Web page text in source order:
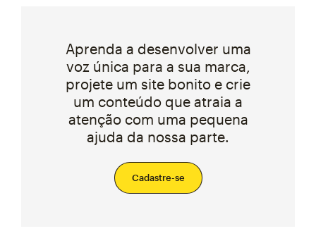
Aprenda a desenvolver uma
voz única para a sua marca,
projete um site bonito e crie
um conteúdo que atraia a
atenção com uma pequena
ajuda da nossa parte.
Cadastre-se